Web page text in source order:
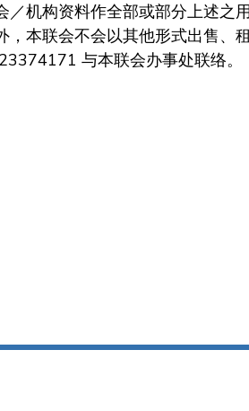
构资料作全部或部分上述之用
本联会不会以其他形式出售、
与本联会办事处联络。